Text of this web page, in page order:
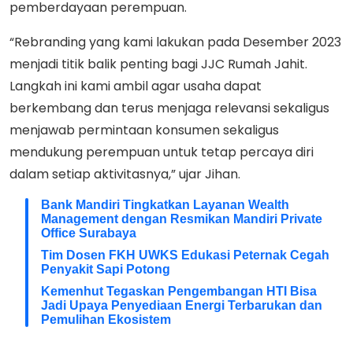
pemberdayaan perempuan.
“Rebranding yang kami lakukan pada Desember 2023
menjadi titik balik penting bagi JJC Rumah Jahit.
Langkah ini kami ambil agar usaha dapat
berkembang dan terus menjaga relevansi sekaligus
menjawab permintaan konsumen sekaligus
mendukung perempuan untuk tetap percaya diri
dalam setiap aktivitasnya,” ujar Jihan.
Bank Mandiri Tingkatkan Layanan Wealth
Management dengan Resmikan Mandiri Private
Office Surabaya
Tim Dosen FKH UWKS Edukasi Peternak Cegah
Penyakit Sapi Potong
Kemenhut Tegaskan Pengembangan HTI Bisa
Jadi Upaya Penyediaan Energi Terbarukan dan
Pemulihan Ekosistem